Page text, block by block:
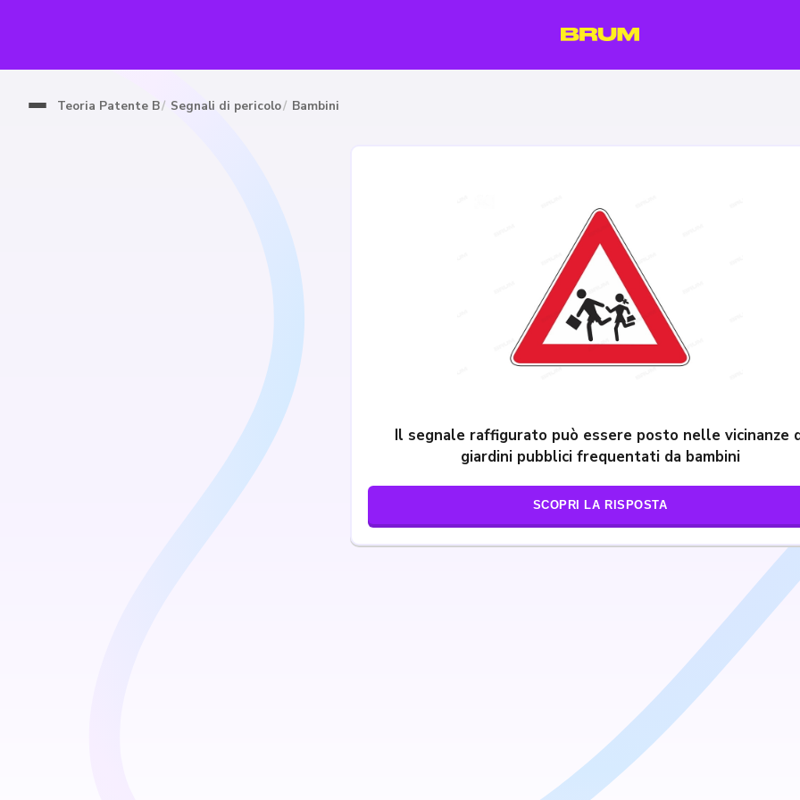
Teoria Patente B Segnali di pericolo Bambini
Il segnale raffigurato può essere posto nelle vicinanze
giardini pubblici frequentati da bambini
SCOPRI LA RISPOSTA